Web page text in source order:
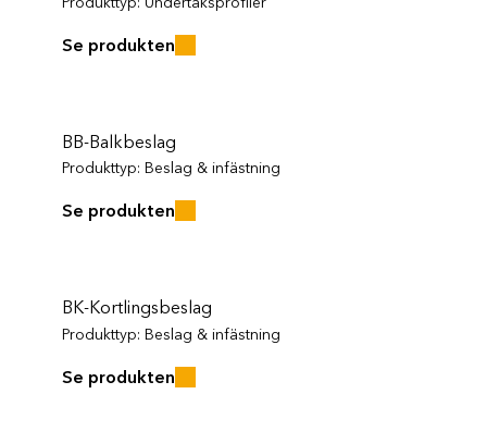
Projekterings- och montageanvisning – Innervägg
Byggvarudeklaration
Se produkten
BB-Balkbeslag
Produkttyp: Beslag & infästning
Se produkten
BK-Kortlingsbeslag
Produkttyp: Beslag & infästning
Se produkten